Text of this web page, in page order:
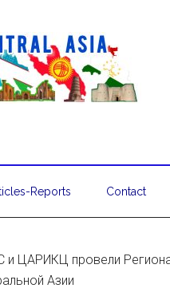
Reports Contact
и ЦАРИКЦ провели
Азии